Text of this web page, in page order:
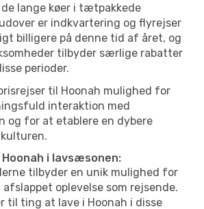
lange køer i tætpakkede
er indkvartering og flyrejser
billigere på denne tid af året, og
tilbyder særlige rabatter
perioder.
til Hoonah mulighed for
interaktion med
og for at etablere en dybere
i lavsæsonen:
tilbyder en unik mulighed for
oplevelse som rejsende.
til ting at lave i Hoonah i disse